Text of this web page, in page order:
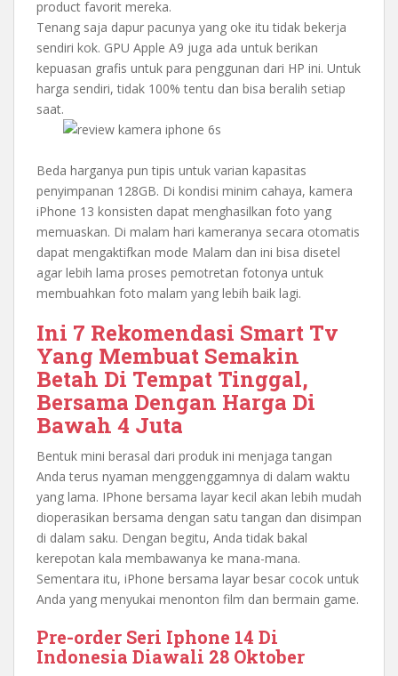
product favorit mereka.
Tenang saja dapur pacunya yang oke itu tidak bekerja
sendiri kok. GPU Apple A9 juga ada untuk berikan
kepuasan grafis untuk para penggunan dari HP ini. Untuk
harga sendiri, tidak 100% tentu dan bisa beralih setiap
saat.
Beda harganya pun tipis untuk varian kapasitas
penyimpanan 128GB. Di kondisi minim cahaya, kamera
iPhone 13 konsisten dapat menghasilkan foto yang
memuaskan. Di malam hari kameranya secara otomatis
dapat mengaktifkan mode Malam dan ini bisa disetel
agar lebih lama proses pemotretan fotonya untuk
membuahkan foto malam yang lebih baik lagi.
Ini 7 Rekomendasi Smart Tv
Yang Membuat Semakin
Betah Di Tempat Tinggal,
Bersama Dengan Harga Di
Bawah 4 Juta
Bentuk mini berasal dari produk ini menjaga tangan
Anda terus nyaman menggenggamnya di dalam waktu
yang lama. IPhone bersama layar kecil akan lebih mudah
dioperasikan bersama dengan satu tangan dan disimpan
di dalam saku. Dengan begitu, Anda tidak bakal
kerepotan kala membawanya ke mana-mana.
Sementara itu, iPhone bersama layar besar cocok untuk
Anda yang menyukai menonton film dan bermain game.
Pre-order Seri Iphone 14 Di
Indonesia Diawali 28 Oktober